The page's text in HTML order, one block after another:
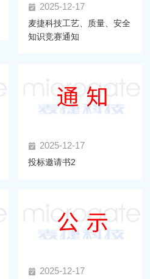
2025-12-17
麦捷科技工艺、质量、安全
知识竞赛通知
2025-12-17
投标邀请书2
2025-12-17